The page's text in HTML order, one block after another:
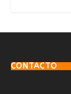
CONTACTO